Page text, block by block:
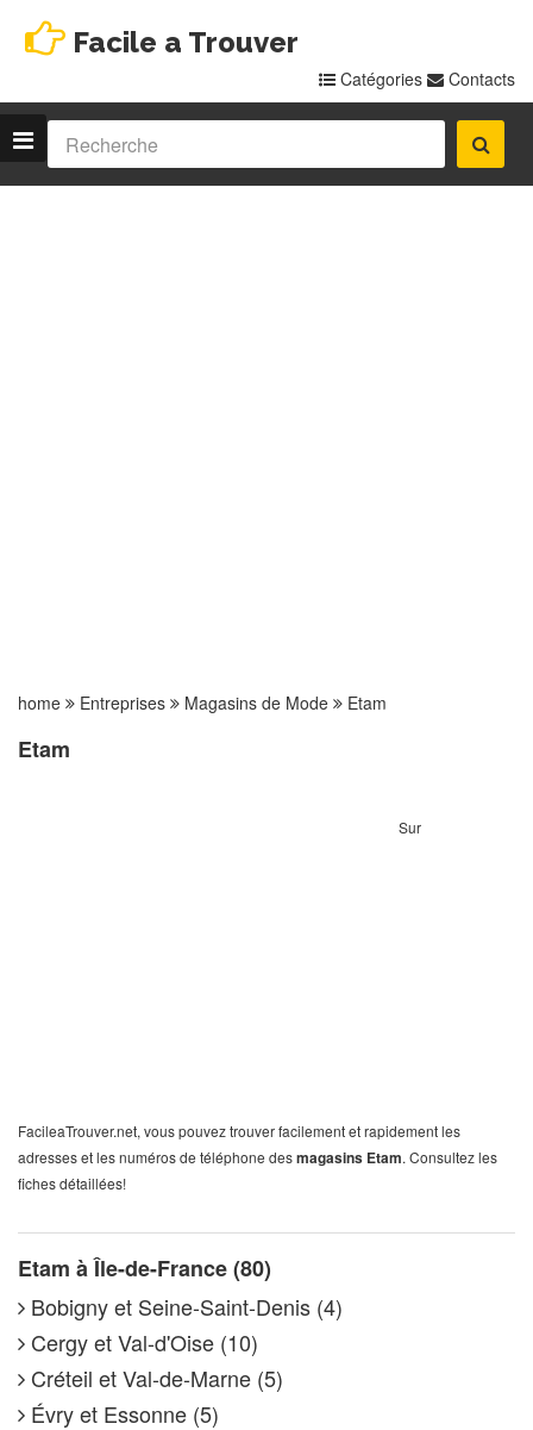
Facile a Trouver
Catégories Contacts
home Entreprises Magasins de Mode Etam
Etam
Sur
FacileaTrouver.net, vous pouvez trouver facilement et rapidement les
adresses et les numéros de téléphone desmagasins Etam. Consultez les
fiches détaillées!
Etam à Île-de-France (80)
Bobigny et Seine-Saint-Denis (4)
Cergy et Val-d'Oise (10)
Créteil et Val-de-Marne (5)
Évry et Essonne (5)